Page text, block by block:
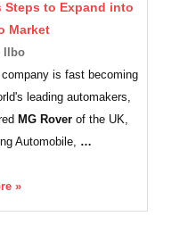
Steps to Expand into
Market
Ilbo
is fast becoming
leading automakers,
MG Rover of the UK,
Automobile, …
»